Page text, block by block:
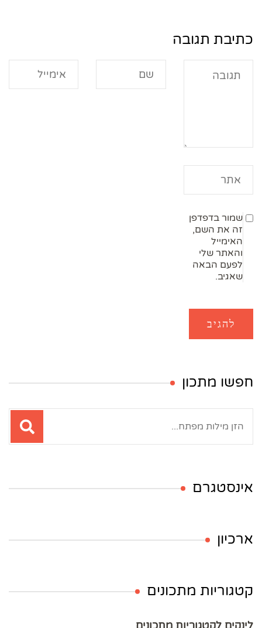
כתיבת תגובה
שמור בדפדפן
זה את השם,
האימייל
והאתר שלי
לפעם הבאה
שאגיב.
חפשו מתכון
אינסטגרם
ארכיון
קטגוריות מתכונים